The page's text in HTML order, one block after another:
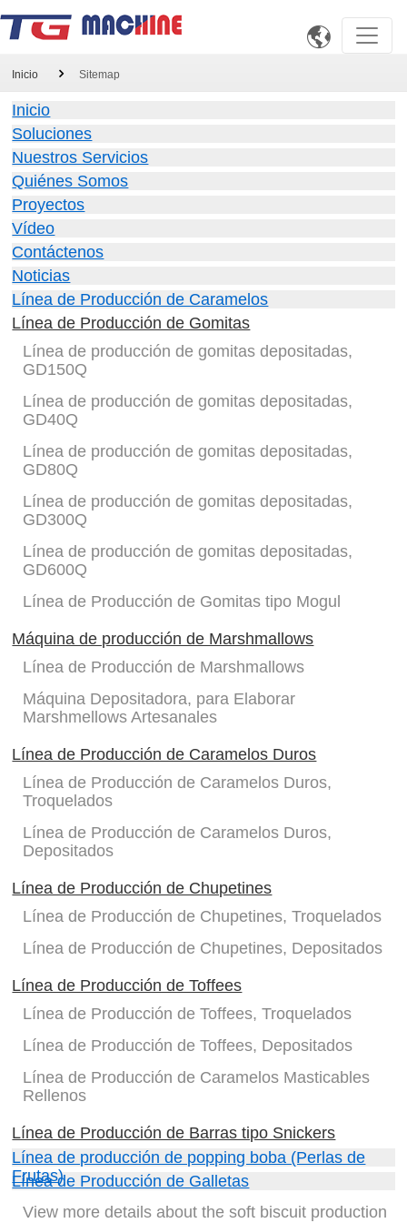

Inicio Sitemap
Inicio
Soluciones
Nuestros Servicios
Quiénes Somos
Proyectos
Vídeo
Contáctenos
Noticias
Línea de Producción de Caramelos
Línea de Producción de Gomitas
Línea de producción de gomitas depositadas,
GD150Q
Línea de producción de gomitas depositadas,
GD40Q
Línea de producción de gomitas depositadas,
GD80Q
Línea de producción de gomitas depositadas,
GD300Q
Línea de producción de gomitas depositadas,
GD600Q
Línea de Producción de Gomitas tipo Mogul
Máquina de producción de Marshmallows
Línea de Producción de Marshmallows
Máquina Depositadora, para Elaborar
Marshmellows Artesanales
Línea de Producción de Caramelos Duros
Línea de Producción de Caramelos Duros,
Troquelados
Línea de Producción de Caramelos Duros,
Depositados
Línea de Producción de Chupetines
Línea de Producción de Chupetines, Troquelados
Línea de Producción de Chupetines, Depositados
Línea de Producción de Toffees
Línea de Producción de Toffees, Troquelados
Línea de Producción de Toffees, Depositados
Línea de Producción de Caramelos Masticables
Rellenos
Línea de Producción de Barras tipo Snickers
Línea de producción de popping boba (Perlas de
Frutas)
Línea de Producción de Galletas
View more details about the soft biscuit production